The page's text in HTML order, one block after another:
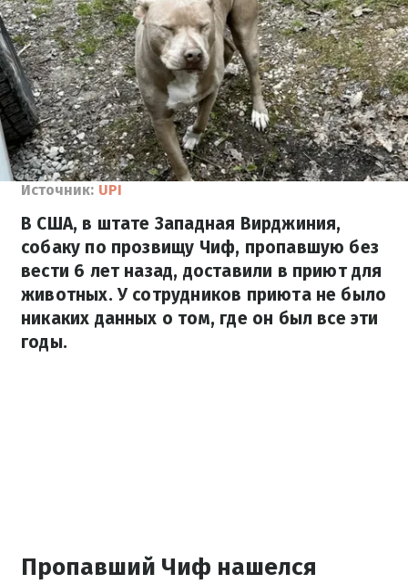
Источник: UPI
В США, в штате Западная Вирджиния,
собаку по прозвищу Чиф, пропавшую без
вести 6 лет назад, доставили в приют для
животных. У сотрудников приюта не было
никаких данных о том, где он был все эти
годы.
Пропавший Чиф нашелся